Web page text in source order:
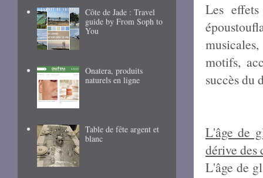
Les
motifs,
succès du
L'âge de
dérive des
L'âge de
Côte de Jade : Travel
guide by From Soph to
You
Onatera, produits
naturels en ligne
Table de fête argent et
blanc